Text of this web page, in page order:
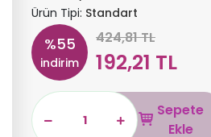
Ürün Tipi: Standart
%55
indirim
424,81 TL
192,21 TL
Sepete
Ekle